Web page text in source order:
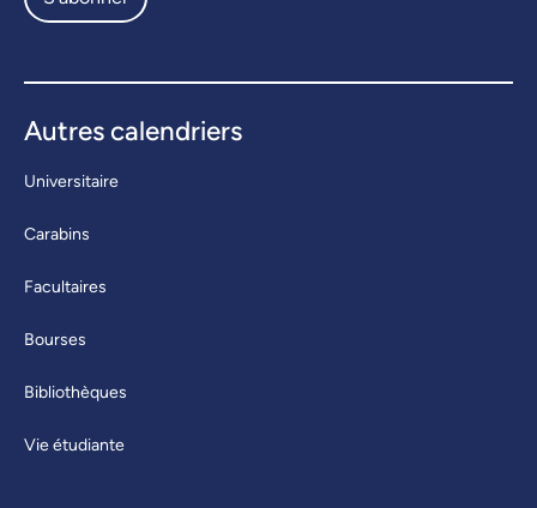
Autres calendriers
Universitaire
Carabins
Facultaires
Bourses
Bibliothèques
Vie étudiante